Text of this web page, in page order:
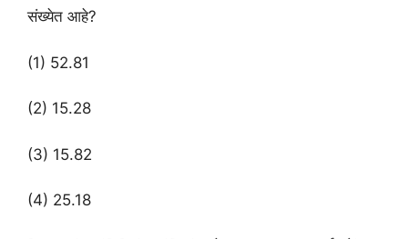
संख्येत आहे?
(1) 52.81
(2) 15.28
(3) 15.82
(4) 25.18